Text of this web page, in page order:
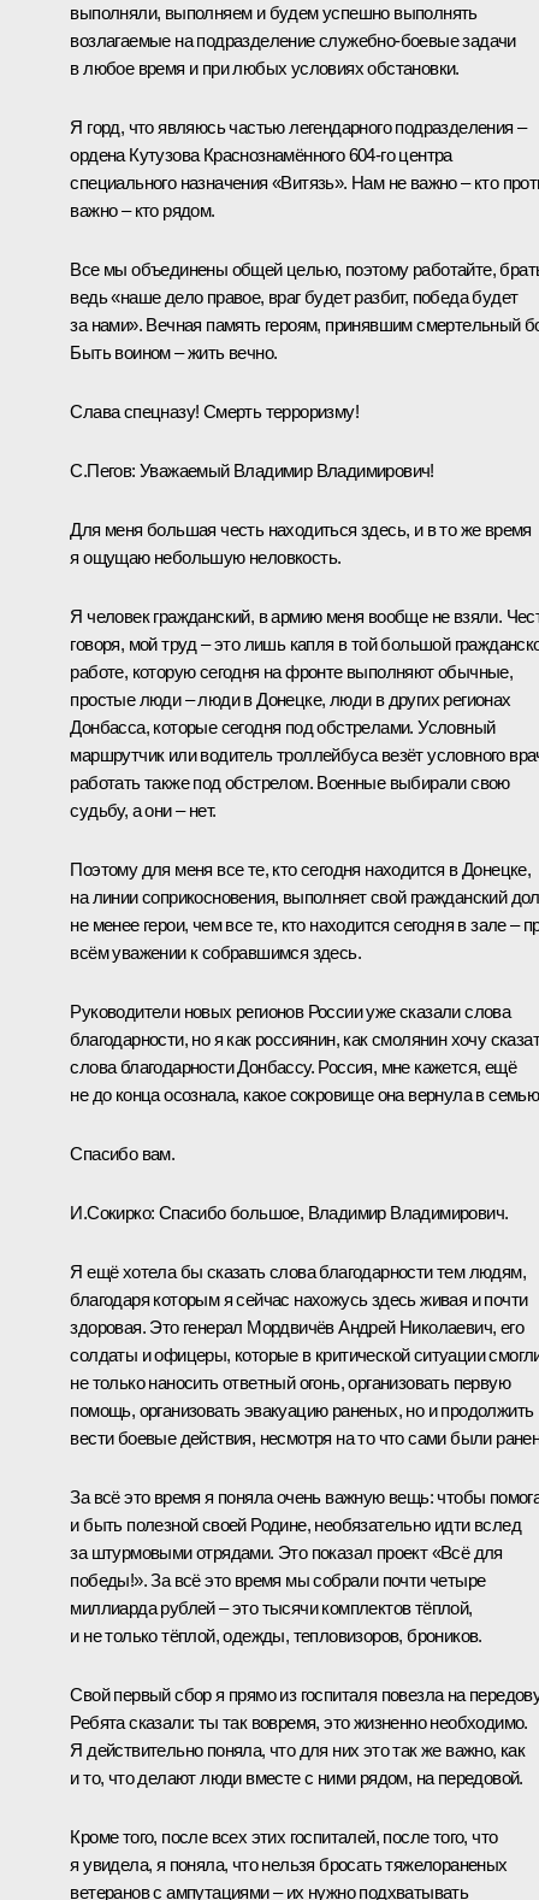
выполняли, выполняем и будем успешно выполнять
возлагаемые на подразделение служебно-боевые задачи
в любое время и при любых условиях обстановки.
Я горд, что являюсь частью легендарного подразделения –
ордена Кутузова Краснознамённого 604-го центра
специального назначения «Витязь». Нам не важно – кто
важно – кто рядом.
Все мы объединены общей целью, поэтому работайте,
ведь «наше дело правое, враг будет разбит, победа будет
за нами». Вечная память героям, принявшим смертельный
Быть воином – жить вечно.
Слава спецназу! Смерть терроризму!
С.Пегов: Уважаемый Владимир Владимирович!
Для меня большая честь находиться здесь, и в то же время
я ощущаю небольшую неловкость.
Я человек гражданский, в армию меня вообще не взяли.
говоря, мой труд – это лишь капля в той большой
работе, которую сегодня на фронте выполняют обычные,
простые люди – люди в Донецке, люди в других регионах
Донбасса, которые сегодня под обстрелами. Условный
маршрутчик или водитель троллейбуса везёт условного
работать также под обстрелом. Военные выбирали свою
судьбу, а они – нет.
Поэтому для меня все те, кто сегодня находится в Донецке,
на линии соприкосновения, выполняет свой гражданский
не менее герои, чем все те, кто находится сегодня в зале –
всём уважении к собравшимся здесь.
Руководители новых регионов России уже сказали слова
благодарности, но я как россиянин, как смолянин хочу
слова благодарности Донбассу. Россия, мне кажется, ещё
не до конца осознала, какое сокровище она вернула в
Спасибо вам.
И.Сокирко: Спасибо большое, Владимир Владимирович.
Я ещё хотела бы сказать слова благодарности тем людям,
благодаря которым я сейчас нахожусь здесь живая и почти
здоровая. Это генерал Мордвичёв Андрей Николаевич, его
солдаты и офицеры, которые в критической ситуации
не только наносить ответный огонь, организовать первую
помощь, организовать эвакуацию раненых, но и продолжить
вести боевые действия, несмотря на то что сами были
За всё это время я поняла очень важную вещь: чтобы
и быть полезной своей Родине, необязательно идти вслед
за штурмовыми отрядами. Это показал проект «Всё для
победы!». За всё это время мы собрали почти четыре
миллиарда рублей – это тысячи комплектов тёплой,
и не только тёплой, одежды, тепловизоров, броников.
Свой первый сбор я прямо из госпиталя повезла на
Ребята сказали: ты так вовремя, это жизненно необходимо.
Я действительно поняла, что для них это так же важно, как
и то, что делают люди вместе с ними рядом, на передовой.
Кроме того, после всех этих госпиталей, после того, что
я увидела, я поняла, что нельзя бросать тяжелораненых
ветеранов с ампутациями – их нужно подхватывать